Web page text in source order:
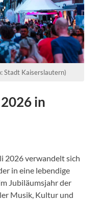
Stadt Kaiserslautern)
in
2026 verwandelt sich
in eine lebendige
Jubiläumsjahr der
Musik, Kultur und